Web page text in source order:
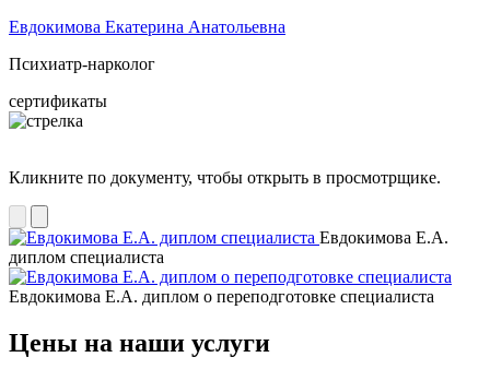
Евдокимова Екатерина Анатольевна
Психиатр-нарколог
сертификаты
Кликните по документу, чтобы открыть в просмотрщике.
Евдокимова Е.А.
диплом специалиста
Евдокимова Е.А. диплом о переподготовке специалиста
Цены на наши услуги